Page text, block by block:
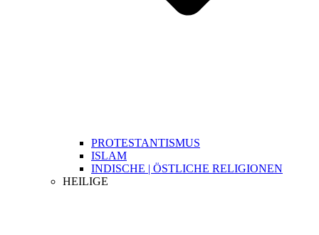
PROTESTANTISMUS
ISLAM
INDISCHE | ÖSTLICHE RELIGIONEN
HEILIGE